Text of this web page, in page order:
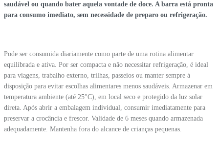
saudável ou quando bater aquela vontade de doce. A barra está pronta
para consumo imediato, sem necessidade de preparo ou refrigeração.
Pode ser consumida diariamente como parte de uma rotina alimentar
equilibrada e ativa. Por ser compacta e não necessitar refrigeração, é ideal
para viagens, trabalho externo, trilhas, passeios ou manter sempre à
disposição para evitar escolhas alimentares menos saudáveis. Armazenar em
temperatura ambiente (até 25°C), em local seco e protegido da luz solar
direta. Após abrir a embalagem individual, consumir imediatamente para
preservar a crocância e frescor. Validade de 6 meses quando armazenada
adequadamente. Mantenha fora do alcance de crianças pequenas.